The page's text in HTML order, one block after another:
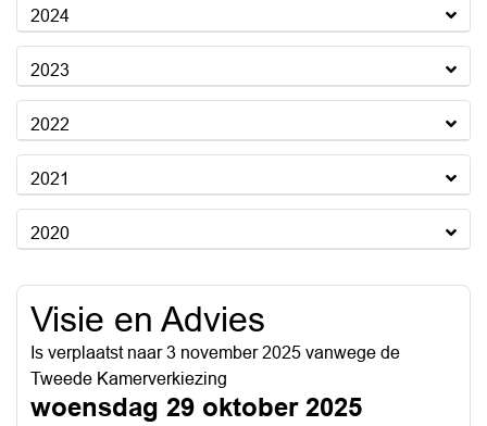
2024
2023
2022
2021
2020
Visie en Advies
Is verplaatst naar 3 november 2025 vanwege de
Tweede Kamerverkiezing
woensdag 29 oktober 2025